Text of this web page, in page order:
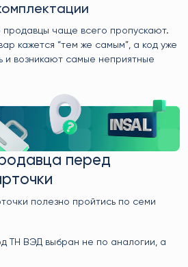
чаще всего пропускают.
кажется “тем же самым”, а код уже
и возникают самые неприятные
перед
полезно пройтись по семи
ТН ВЭД выбран не по аналогии, а